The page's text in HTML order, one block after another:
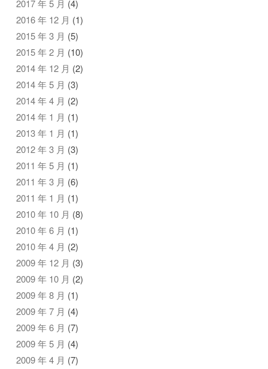
2017 年 5 月 (4)
2016 年 12 月 (1)
2015 年 3 月 (5)
2015 年 2 月 (10)
2014 年 12 月 (2)
2014 年 5 月 (3)
2014 年 4 月 (2)
2014 年 1 月 (1)
2013 年 1 月 (1)
2012 年 3 月 (3)
2011 年 5 月 (1)
2011 年 3 月 (6)
2011 年 1 月 (1)
2010 年 10 月 (8)
2010 年 6 月 (1)
2010 年 4 月 (2)
2009 年 12 月 (3)
2009 年 10 月 (2)
2009 年 8 月 (1)
2009 年 7 月 (4)
2009 年 6 月 (7)
2009 年 5 月 (4)
2009 年 4 月 (7)